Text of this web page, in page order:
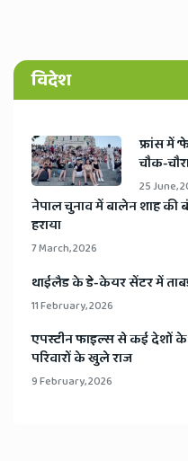
विदेश
​फ्रांस में
चौक-
25 June,
​नेपाल चुनाव में बालेन शाह की
हराया
7 March, 2026
​थाईलैड के डे-केयर सेंटर में
11 February, 2026
​एपस्टीन फाइल्स से कई देशों
परिवारों के खुले राज
9 February, 2026